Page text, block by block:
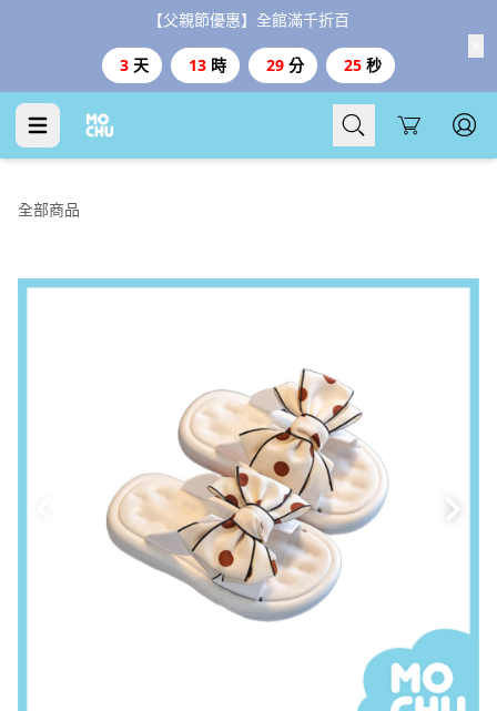
【父親節優惠】全館滿千折百
3 天 13 時 29 分 23 秒
Cart
全部商品